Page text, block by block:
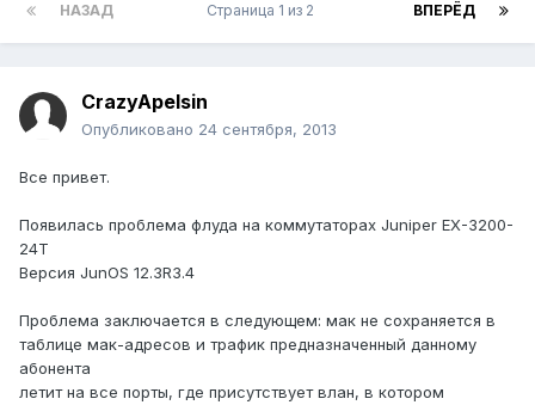
НАЗАД ВПЕРЁД
Страница 1 из 2
CrazyApelsin
Опубликовано 24 сентября, 2013
Все привет.
Появилась проблема флуда на коммутаторах Juniper EX-3200-
24T
Версия JunOS 12.3R3.4
Проблема заключается в следующем: мак не сохраняется в
таблице мак-адресов и трафик предназначенный данному
абонента
летит на все порты, где присутствует влан, в котором